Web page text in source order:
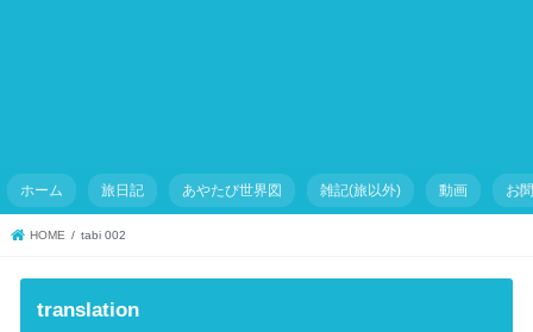
ホーム 旅日記 あやたび世界図 雑記(旅以外) 動画 お
HOME tabi 002
translation